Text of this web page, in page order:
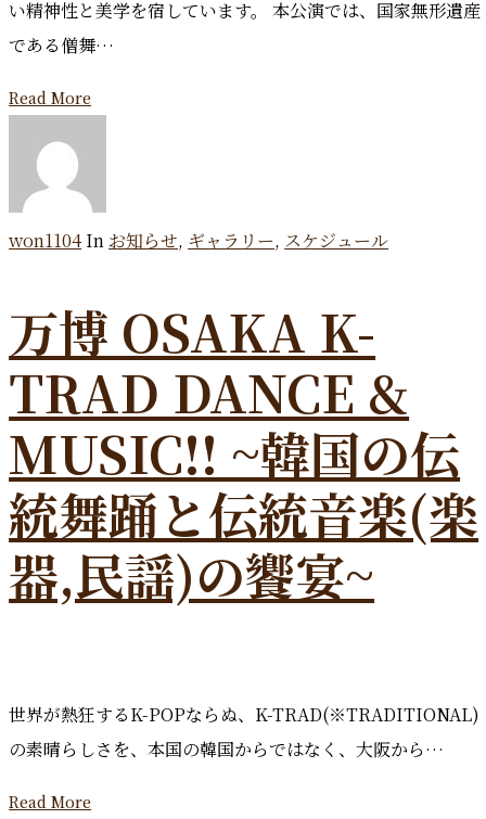
い精神性と美学を宿しています。 本公演では、国家無形遺産
である僧舞…
Read More
won1104 In お知らせ, ギャラリー, スケジュール
万博 OSAKA K-
TRAD DANCE &
MUSIC!! ~韓国の伝
統舞踊と伝統音楽(楽
器,民謡)の饗宴~
世界が熱狂するK-POPならぬ、K-TRAD(※TRADITIONAL)
の素晴らしさを、本国の韓国からではなく、大阪から…
Read More